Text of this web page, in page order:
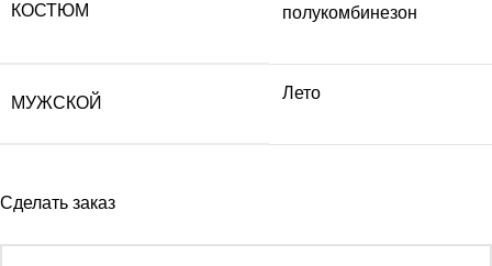
КОСТЮМ
полукомбинезон
МУЖСКОЙ
Лето
Сделать заказ